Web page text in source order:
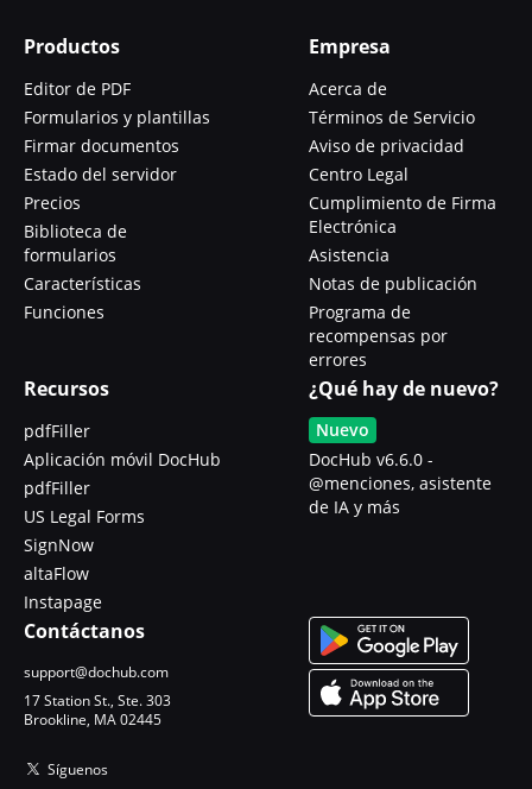
Productos
Editor de PDF
Formularios y plantillas
Firmar documentos
Estado del servidor
Precios
Biblioteca de
formularios
Características
Funciones
Empresa
Acerca de
Términos de Servicio
Aviso de privacidad
Centro Legal
Cumplimiento de Firma
Electrónica
Asistencia
Notas de publicación
Programa de
recompensas por
errores
Recursos
pdfFiller
Aplicación móvil DocHub
pdfFiller
US Legal Forms
SignNow
altaFlow
Instapage
¿Qué hay de nuevo?
Nuevo
DocHub v6.6.0 -
@menciones, asistente
de IA y más
Contáctanos
support@dochub.com
17 Station St., Ste. 303
Brookline, MA 02445
Síguenos